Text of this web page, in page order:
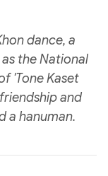
dance, a
the National
'Tone Kaset
and
a hanuman.